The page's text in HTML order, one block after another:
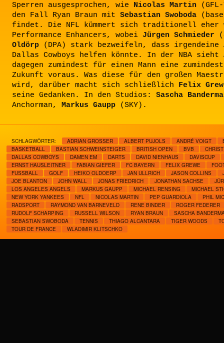
Sperren ausgesprochen, wie Nicolas Martin
den Fall Ryan Braun mit Sebastian Swoboda
findet. Die NFL kümmert sich traditionell eher
Performance Enhancers, wobei Jürgen Schmieder
Oldörp (DPA) stark bezweifeln, dass irgendeine
Dallas Cowboys helfen könnte. In der NBA sieht
dagegen zumindest für einen Mann eine
Zukunft voraus. Was diese für den großen
wird, darüber macht sich schließlich Felix
seine Gedanken. In den Studios: Sascha
Anchorman, Markus Gaupp (SKY).
SCHLAGWÖRTER: ADRIAN GROSSER ALBERT PUJOLS ANDRÉ VOIGT
BASKETBALL
BASTIAN SCHWEINSTEIGER BRITISH OPEN BVB
DALLAS COWBOYS
DAMEN EM DARTS DAVID NIENHAUS
DAVISCUP
ERNST HAUSLEITNER
FABIAN GIEFER FC BAYERN FELIX GREWE
FUSSBALL
GOLF HEIKO OLDOERP JAN ULLRICH JASON COLLINS
JOE BLANTON
JOHN WALL JONAS FRIEDRICH JONATHAN SACHSE
LOS ANGELES ANGELS
MARKUS GAUPP MICHAEL RENSING
MICHAEL
NEW YORK YANKEES
NFL NICOLAS MARTIN PEP GUARDIOLA
PHIL
RADSPORT
RAYMOND VAN BARNEVELD RENE BINDER
ROGER FEDERER
RUDOLF SCHARPING
RUSSELL WILSON RYAN BRAUN
SASCHA
SEBASTIAN SWOBODA
TENNIS THIAGO ALCANTARA TIGER WOODS
TOUR DE FRANCE
WLADIMIR KLITSCHKO